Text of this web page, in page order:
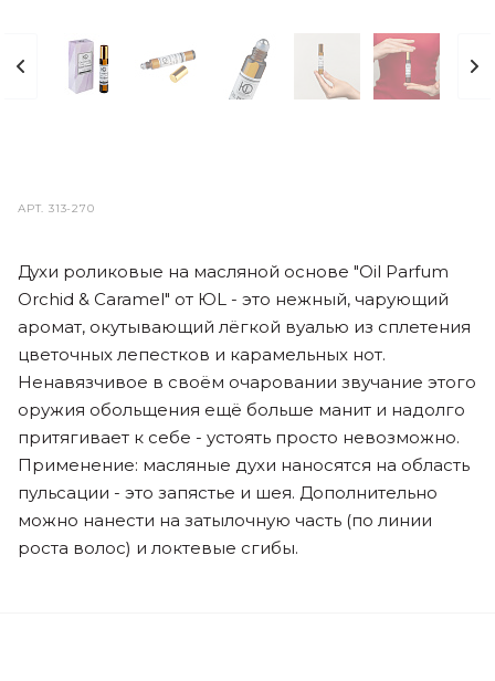
АРТ.313-270
Духи роликовые на масляной основе "Oil Parfum
Orchid & Caramel" от ЮL - это нежный, чарующий
аромат, окутывающий лёгкой вуалью из сплетения
цветочных лепестков и карамельных нот.
Ненавязчивое в своём очаровании звучание этого
оружия обольщения ещё больше манит и надолго
притягивает к себе - устоять просто невозможно.
Применение: масляные духи наносятся на область
пульсации - это запястье и шея. Дополнительно
можно нанести на затылочную часть (по линии
роста волос) и локтевые сгибы.